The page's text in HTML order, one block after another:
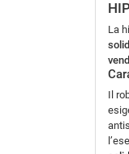
La
Il